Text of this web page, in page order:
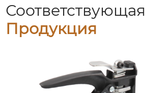
Соответствующая
Продукция